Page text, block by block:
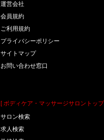
運営会社
会員規約
ご利用規約
プライバシーポリシー
サイトマップ
お問い合わせ窓口
[ ボディケア・マッサージサロントッ
サロン検索
求人検索